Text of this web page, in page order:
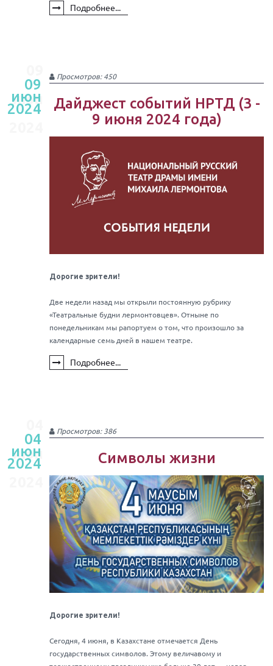
Подробнее...
июн
09
июн
2024
Просмотров: 450
Дайджест событий НРТД (3 -
9 июня 2024 года)
Дорогие зрители!
Две недели назад мы открыли постоянную рубрику
«Театральные будни лермонтовцев». Отныне по
понедельникам мы рапортуем о том, что произошло за
календарные семь дней в нашем театре.
Подробнее...
июн
04
июн
2024
Просмотров: 386
Символы жизни
Дорогие зрители!
Сегодня, 4 июня, в Казахстане отмечается День
государственных символов. Этому величавому и